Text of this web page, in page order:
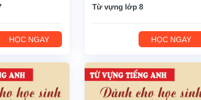
HỌC NGAY
Từ vựng lớp 8
HỌC NGAY